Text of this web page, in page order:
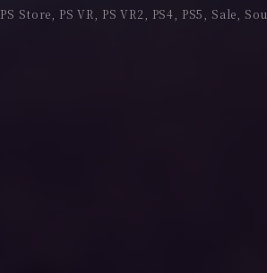
PS Store PS VR PS VR2 PS4 PS5 Sale